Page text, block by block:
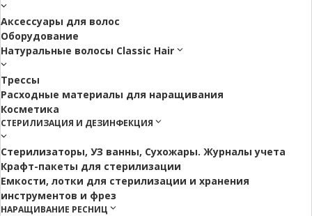
Аксессуары для волос
Оборудование
Натуральные волосы Classic Hair
Трессы
Расходные материалы для наращивания
Косметика
СТЕРИЛИЗАЦИЯ И ДЕЗИНФЕКЦИЯ
Стерилизаторы, УЗ ванны, Сухожары. Журналы учета
Крафт-пакеты для стерилизации
Емкости, лотки для стерилизации и хранения
инструментов и фрез
НАРАЩИВАНИЕ РЕСНИЦ